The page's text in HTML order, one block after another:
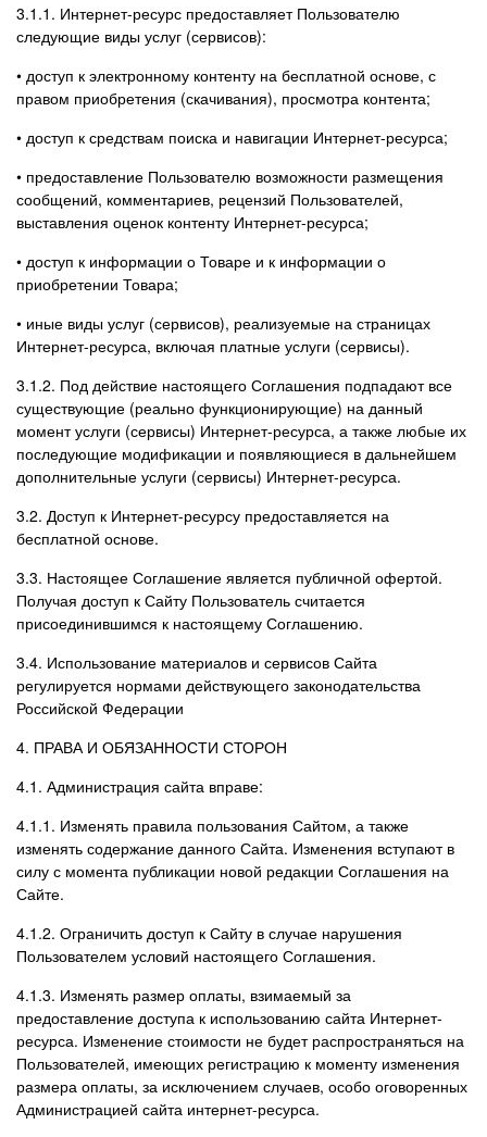
3.1.1. Интернет-ресурс предоставляет Пользователю
следующие виды услуг (сервисов):
• доступ к электронному контенту на бесплатной основе, с
правом приобретения (скачивания), просмотра контента;
• доступ к средствам поиска и навигации Интернет-ресурса;
• предоставление Пользователю возможности размещения
сообщений, комментариев, рецензий Пользователей,
выставления оценок контенту Интернет-ресурса;
• доступ к информации о Товаре и к информации о
приобретении Товара;
• иные виды услуг (сервисов), реализуемые на страницах
Интернет-ресурса, включая платные услуги (сервисы).
3.1.2. Под действие настоящего Соглашения подпадают все
существующие (реально функционирующие) на данный
момент услуги (сервисы) Интернет-ресурса, а также любые их
последующие модификации и появляющиеся в дальнейшем
дополнительные услуги (сервисы) Интернет-ресурса.
3.2. Доступ к Интернет-ресурсу предоставляется на
бесплатной основе.
3.3. Настоящее Соглашение является публичной офертой.
Получая доступ к Сайту Пользователь считается
присоединившимся к настоящему Соглашению.
3.4. Использование материалов и сервисов Сайта
регулируется нормами действующего законодательства
Российской Федерации
4. ПРАВА И ОБЯЗАННОСТИ СТОРОН
4.1. Администрация сайта вправе:
4.1.1. Изменять правила пользования Сайтом, а также
изменять содержание данного Сайта. Изменения вступают в
силу с момента публикации новой редакции Соглашения на
Сайте.
4.1.2. Ограничить доступ к Сайту в случае нарушения
Пользователем условий настоящего Соглашения.
4.1.3. Изменять размер оплаты, взимаемый за
предоставление доступа к использованию сайта Интернет-
ресурса. Изменение стоимости не будет распространяться на
Пользователей, имеющих регистрацию к моменту изменения
размера оплаты, за исключением случаев, особо оговоренных
Администрацией сайта интернет-ресурса.